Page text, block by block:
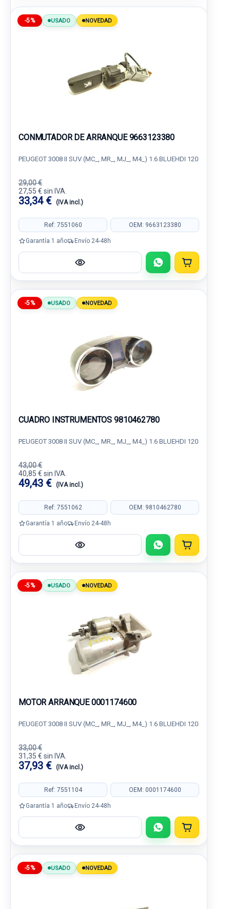
-5% USADO NOVEDAD
CONMUTADOR DE ARRANQUE 9663123380
PEUGEOT 3008 II SUV (MC_, MR_, MJ_, M4_) 1.6 BLUEHDI 120
29,00 €
27,55 € sin IVA.
33,34 € (IVA incl.)
Ref: 7551060 OEM: 9663123380
Garantía 1 año Envío 24-48h
-5% USADO NOVEDAD
CUADRO INSTRUMENTOS 9810462780
PEUGEOT 3008 II SUV (MC_, MR_, MJ_, M4_) 1.6 BLUEHDI 120
43,00 €
40,85 € sin IVA.
49,43 € (IVA incl.)
Ref: 7551062 OEM: 9810462780
Garantía 1 año Envío 24-48h
-5% USADO NOVEDAD
MOTOR ARRANQUE 0001174600
PEUGEOT 3008 II SUV (MC_, MR_, MJ_, M4_) 1.6 BLUEHDI 120
33,00 €
31,35 € sin IVA.
37,93 € (IVA incl.)
Ref: 7551104 OEM: 0001174600
Garantía 1 año Envío 24-48h
-5% USADO NOVEDAD